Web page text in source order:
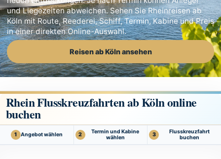
und Liegezeiten abweichen. Sehen Sie Rheinreisen ab
Köln mit Route, Reederei, Schiff, Termin, Kabine und Preis
in einer direkten Online-Auswahl.
Reisen ab Köln ansehen
Rhein Flusskreuzfahrten ab Köln online
buchen
1 Angebot wählen 2
Termin und Kabine
wählen
3
Flusskreuzfahrt
buchen